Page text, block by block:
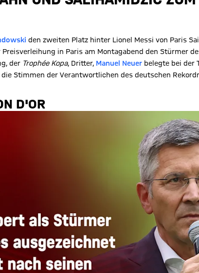
den zweiten Platz hinter Lionel Messi von Paris
in Paris am Montagabend den Stürmer
der Trophée Kopa, Dritter, Manuel Neuer belegte bei der
Stimmen der Verantwortlichen des deutschen
D'OR